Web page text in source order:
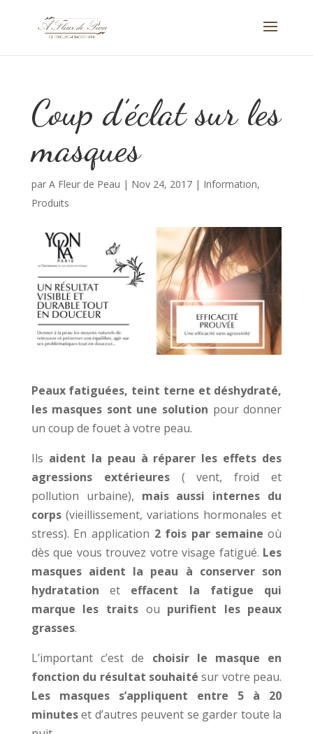
Coup d’éclat sur les
masques
par A Fleur de Peau | Nov 24, 2017| Information,
Produits
Peaux fatiguées, teint terne et déshydraté,
les masques sont une solution pour donner
un coup de fouet à votre peau.
Ils aident la peau à réparer les effets des
agressions extérieures( vent, froid et
pollution urbaine), mais aussi internes du
corps(vieillissement, variations hormonales et
stress). En application 2 fois par semaine où
dès que vous trouvez votre visage fatigué. Les
masques aident la peau à conserver son
hydratation et effacent la fatigue qui
marque les traitsou purifient les peaux
grasses.
L’important c’est de choisir le masque en
fonction du résultat souhaité sur votre peau.
Les masques s’appliquent entre 5 à 20
minuteset d’autres peuvent se garder toute la